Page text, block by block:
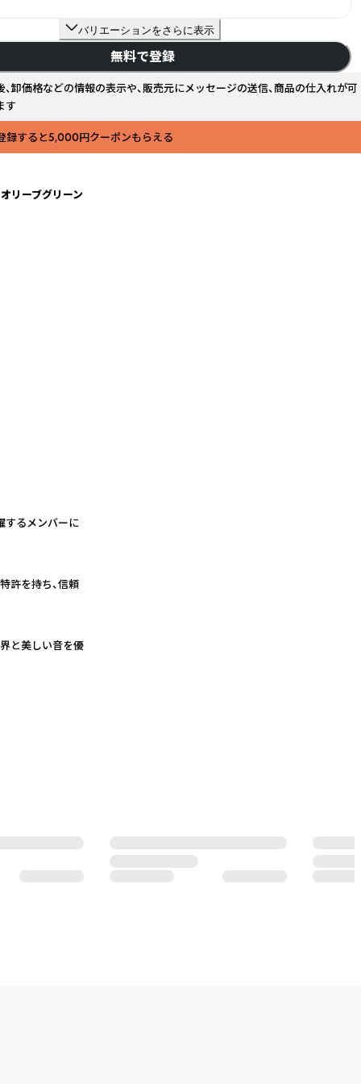
バリエーションをさらに表示
無料で登録
、卸価格などの情報の表示や、販売元にメッセージの送信、商品の仕入れが可
す
登録すると5,000円クーポンもらえる
リーブグリーン
するメンバーに
許を持ち、信頼
と美しい音を優